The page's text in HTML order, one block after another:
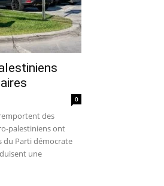
0
des
palestiniens ont
du Parti démocrate
une